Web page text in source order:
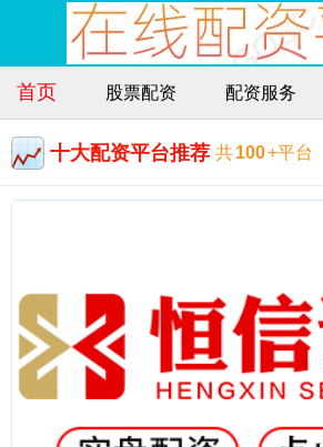
首页 股票配资 配资服务
十大配资平台推荐 共100+平台